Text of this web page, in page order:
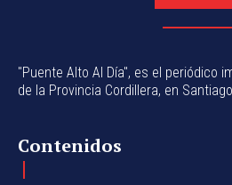
"Puente Alto Al Día", es el periódico
de la Provincia Cordillera, en
Contenidos